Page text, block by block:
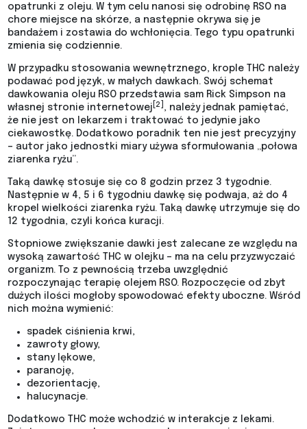
opatrunki z oleju. W tym celu nanosi się odrobinę RSO na
chore miejsce na skórze, a następnie okrywa się je
bandażem i zostawia do wchłonięcia. Tego typu opatrunki
zmienia się codziennie.
W przypadku stosowania wewnętrznego, krople THC należy
podawać pod język, w małych dawkach. Swój schemat
dawkowania oleju RSO przedstawia sam Rick Simpson na
własnej stronie internetowej [2]
, należy jednak pamiętać,
że nie jest on lekarzem i traktować to jedynie jako
ciekawostkę. Dodatkowo poradnik ten nie jest precyzyjny
– autor jako jednostki miary używa sformułowania „połowa
ziarenka ryżu”.
Taką dawkę stosuje się co 8 godzin przez 3 tygodnie.
Następnie w 4, 5 i 6 tygodniu dawkę się podwaja, aż do 4
kropel wielkości ziarenka ryżu. Taką dawkę utrzymuje się do
12 tygodnia, czyli końca kuracji.
Stopniowe zwiększanie dawki jest zalecane ze względu na
wysoką zawartość THC w olejku – ma na celu przyzwyczaić
organizm. To z pewnością trzeba uwzględnić
rozpoczynając terapię olejem RSO. Rozpoczęcie od zbyt
dużych ilości mogłoby spowodować efekty uboczne. Wśród
nich można wymienić:
spadek ciśnienia krwi,
zawroty głowy,
stany lękowe,
paranoję,
dezorientację,
halucynacje.
Dodatkowo THC może wchodzić w interakcje z lekami.